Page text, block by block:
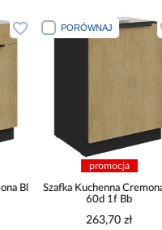
PORÓWNAJ
promocja
Szafka Kuchenna Cremona Bl
60d 1f Bb
263,70 zł